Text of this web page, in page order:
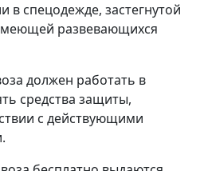
в спецодежде, застегнутой
развевающихся
должен работать в
средства защиты,
с действующими